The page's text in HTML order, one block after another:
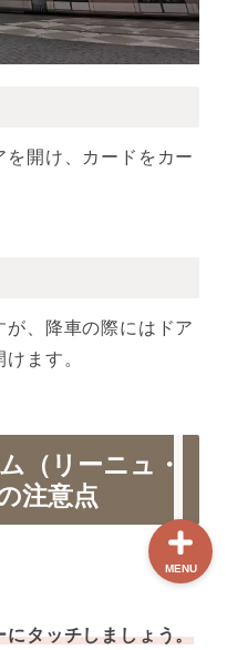
を開け、カードをカー
が、降車の際にはドア
ます。
（リーニュ・
注意点
にタッチしましょう。
MENU
限定クーポン